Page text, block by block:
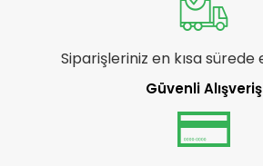
Siparişleriniz en kısa sürede
Güvenli Alışveriş